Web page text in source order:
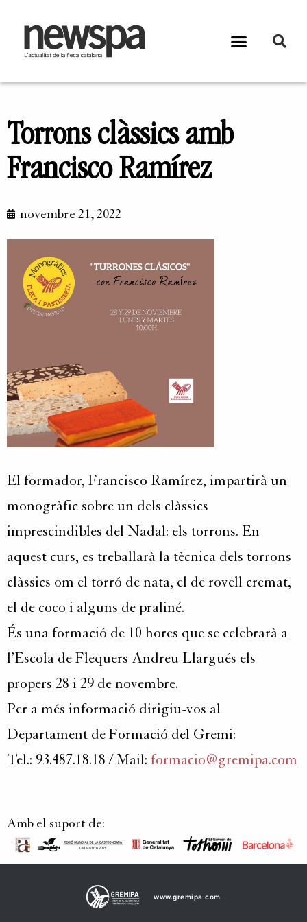
Torrons clàssics amb
Francisco Ramírez
novembre 21, 2022
El formador, Francisco Ramírez, impartirà un
monogràfic sobre un dels clàssics
imprescindibles del Nadal: els torrons. En
aquest curs, es treballarà la tècnica dels torrons
clàssics om el torró de nata, el de rovell cremat,
el de coco i alguns de praliné.
És una formació de 10 hores que se celebrarà a
l’Escola de Flequers Andreu Llargués els
propers 28 i 29 de novembre.
Per a més informació dirigiu-vos al
Departament de Formació del Gremi:
Tel.: 93.487.18.18 / Mail: formacio@gremipa.com
Amb el suport de:
www.gremipa.com